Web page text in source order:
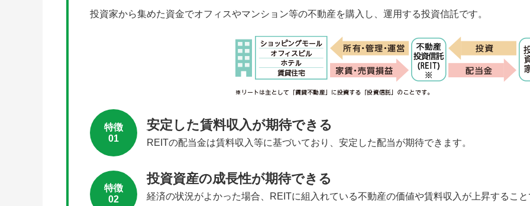
投資家から集めた資金でオフィスやマンション等の不動産を購入し、運用する投資信託です。
特徴
01
安定した賃料収入が期待できる
REITの配当金は賃料収入等に基づいており、安定した配当が期待できます。
特徴
02
投資資産の成長性が期待できる
経済の状況がよかった場合、REITに組入れている不動産の価値や賃料収入が上昇するこ